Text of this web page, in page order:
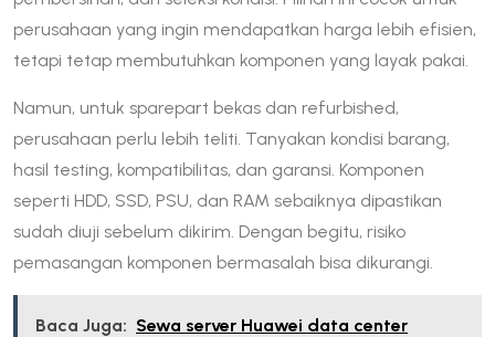
perusahaan yang ingin mendapatkan harga lebih efisien,
tetapi tetap membutuhkan komponen yang layak pakai.
Namun, untuk sparepart bekas dan refurbished,
perusahaan perlu lebih teliti. Tanyakan kondisi barang,
hasil testing, kompatibilitas, dan garansi. Komponen
seperti HDD, SSD, PSU, dan RAM sebaiknya dipastikan
sudah diuji sebelum dikirim. Dengan begitu, risiko
pemasangan komponen bermasalah bisa dikurangi.
Baca Juga: Sewa server Huawei data center